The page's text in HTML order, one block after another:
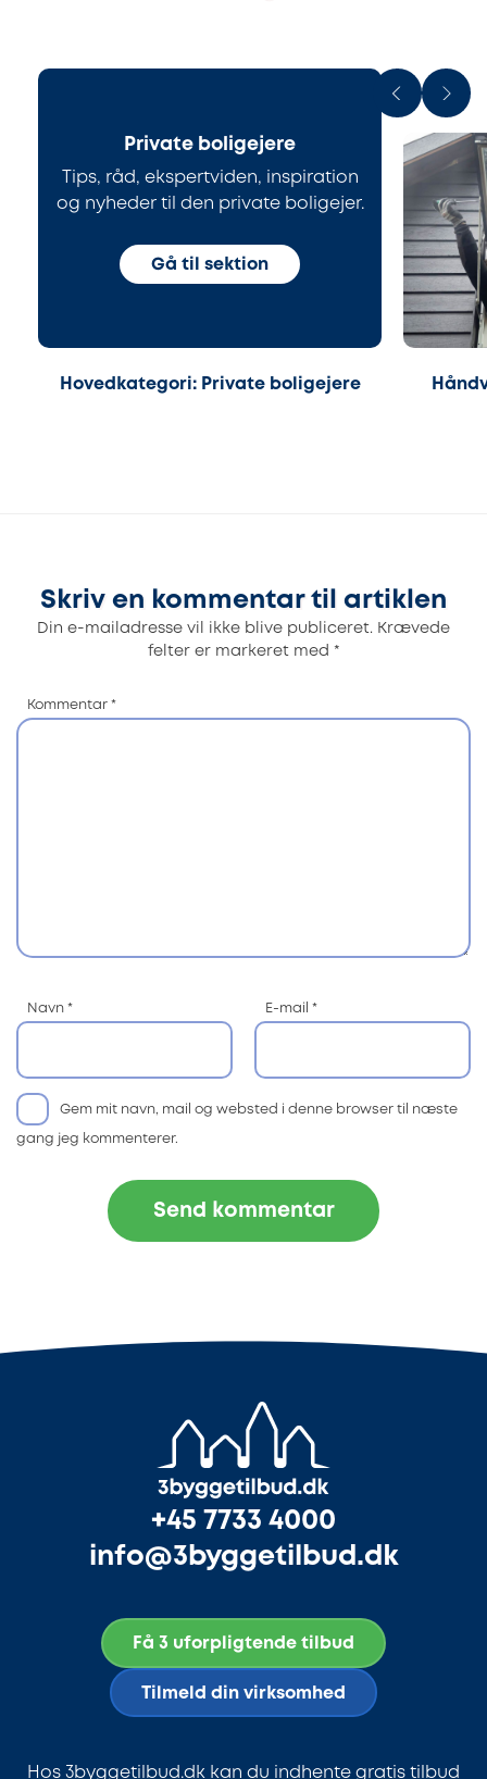
Private boligejere
Tips, råd, ekspertviden, inspiration
og nyheder til den private boligejer.
Gå til sektion
Hovedkategori: Private boligejere
Skriv en kommentar til artiklen
Din e-mailadresse vil ikke blive publiceret. Krævede
felter er markeret med *
Kommentar *
Navn * E-mail *
Gem mit navn, mail og websted i denne browser til næste
gang jeg kommenterer.
+45 7733 4000
info@3byggetilbud.dk
Få 3 uforpligtende tilbud
Tilmeld din virksomhed
Hos 3byggetilbud.dk kan du indhente gratis tilbud